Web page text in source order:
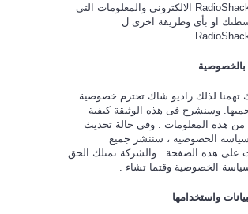
الالكترونى والمعلومات التى
او بأى وطريقة اخرى ل
.
لذلك راديو شاك تحترم خصوصية
وسنشرح فى هذه الوثيقة كيفية
من هذه المعلومات . وفى حالة تحديث
سياسة الخصوصية ، سننشر جميع
على هذه الصفحة . والشركة تمتلك الحق
الخصوصية وقتما تشاء .
واستخدامها